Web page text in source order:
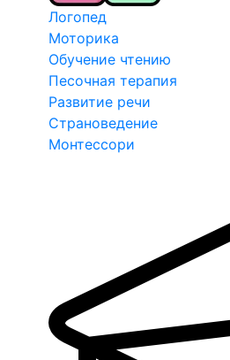
Логопед
Моторика
Обучение чтению
Песочная терапия
Развитие речи
Страноведение
Монтессори